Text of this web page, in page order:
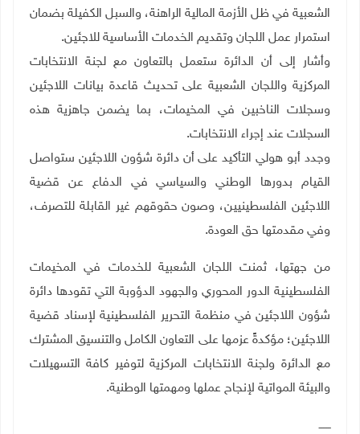
الشعبية في ظل الأزمة المالية الراهنة، والسبل الكفيلة بضمان
استمرار عمل اللجان وتقديم الخدمات الأساسية للاجئين.
وأشار إلى أن الدائرة ستعمل بالتعاون مع لجنة الانتخابات
المركزية واللجان الشعبية على تحديث قاعدة بيانات اللاجئين
وسجلات الناخبين في المخيمات، بما يضمن جاهزية هذه
السجلات عند إجراء الانتخابات.
وجدد أبو هولي التأكيد على أن دائرة شؤون اللاجئين ستواصل
القيام بدورها الوطني والسياسي في الدفاع عن قضية
اللاجئين الفلسطينيين، وصون حقوقهم غير القابلة للتصرف،
وفي مقدمتها حق العودة.
من جهتها، ثمنت اللجان الشعبية للخدمات في المخيمات
الفلسطينية الدور المحوري والجهود الدؤوبة التي تقودها دائرة
شؤون اللاجئين في منظمة التحرير الفلسطينية لإسناد قضية
اللاجئين؛ مؤكدةً عزمها على التعاون الكامل والتنسيق المشترك
مع الدائرة ولجنة الانتخابات المركزية لتوفير كافة التسهيلات
والبيئة المواتية لإنجاح عملها ومهمتها الوطنية.
ـــــــ